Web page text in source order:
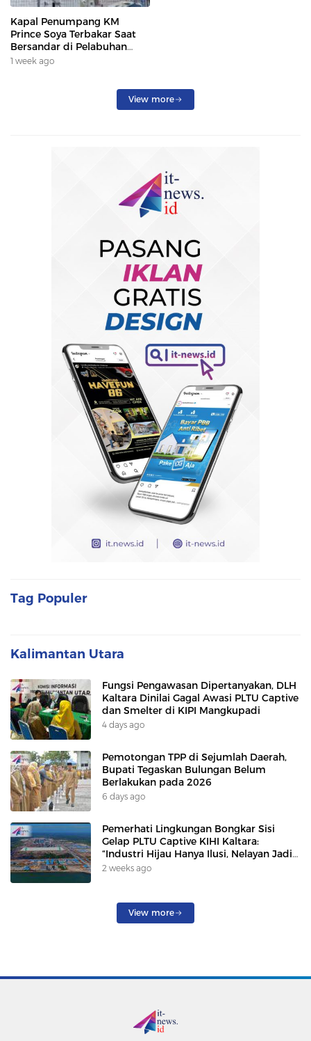
Kapal Penumpang KM
Prince Soya Terbakar Saat
Bersandar di Pelabuhan
Samarinda, Keberangkatan
1 week ago
View more
Tag Populer
Kalimantan Utara
Fungsi Pengawasan Dipertanyakan, DLH
Kaltara Dinilai Gagal Awasi PLTU Captive
dan Smelter di KIPI Mangkupadi
4 days ago
Pemotongan TPP di Sejumlah Daerah,
Bupati Tegaskan Bulungan Belum
Berlakukan pada 2026
6 days ago
Pemerhati Lingkungan Bongkar Sisi
Gelap PLTU Captive KIHI Kaltara:
“Industri Hijau Hanya Ilusi, Nelayan Jadi
Korban”
2 weeks ago
View more